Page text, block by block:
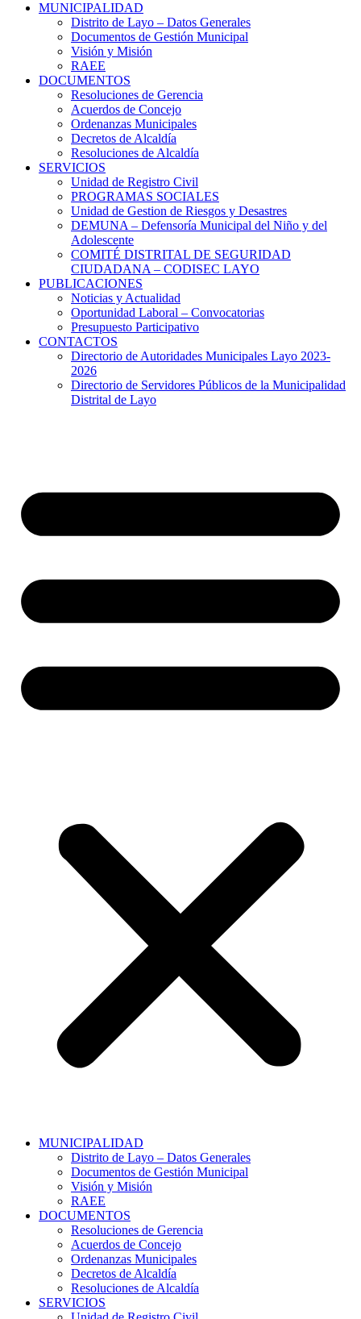
MUNICIPALIDAD
Distrito de Layo – Datos Generales
Documentos de Gestión Municipal
Visión y Misión
RAEE
DOCUMENTOS
Resoluciones de Gerencia
Acuerdos de Concejo
Ordenanzas Municipales
Decretos de Alcaldía
Resoluciones de Alcaldía
SERVICIOS
Unidad de Registro Civil
PROGRAMAS SOCIALES
Unidad de Gestion de Riesgos y Desastres
DEMUNA – Defensoría Municipal del Niño y del
Adolescente
COMITÉ DISTRITAL DE SEGURIDAD
CIUDADANA – CODISEC LAYO
PUBLICACIONES
Noticias y Actualidad
Oportunidad Laboral – Convocatorias
Presupuesto Participativo
CONTACTOS
Directorio de Autoridades Municipales Layo 2023-
2026
Directorio de Servidores Públicos de la Municipalidad
Distrital de Layo
MUNICIPALIDAD
Distrito de Layo – Datos Generales
Documentos de Gestión Municipal
Visión y Misión
RAEE
DOCUMENTOS
Resoluciones de Gerencia
Acuerdos de Concejo
Ordenanzas Municipales
Decretos de Alcaldía
Resoluciones de Alcaldía
SERVICIOS